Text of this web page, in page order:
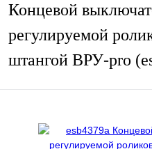
Концевой
регулируемой
штангой ВРУ-pro